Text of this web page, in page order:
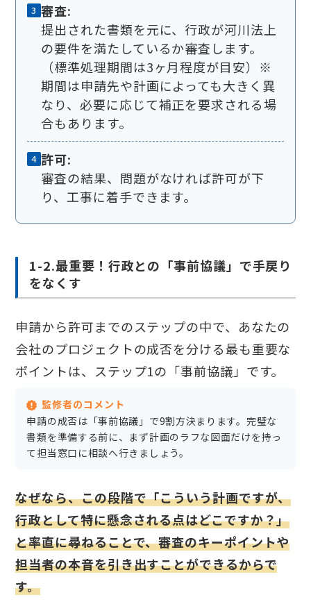
審査:
提出された書類を元に、行政が河川法上
の要件を満たしているか審査します。
（標準処理期間は3ヶ月程度が目安）※
期間は申請先や計画によっても大きく異
なり、必要に応じて補正を要求される場
合もあります。
許可:
審査の結果、問題がなければ許可が下
り、工事に着手できます。
1-2.最重要！行政との「事前協議」で手戻り
をなくす
申請から許可までのステップの中で、あなたの
会社のプロジェクトの成否を分ける最も重要な
ポイントは、ステップ1の「事前協議」です。
監修者のコメント
申請の成否は「事前協議」で9割方決まります。完璧な
書類を準備する前に、まず計画のラフな図面だけを持っ
て担当窓口に相談へ行きましょう。
なぜなら、この段階で「こういう計画ですが、
行政として特に懸念される点はどこですか？」
と率直に尋ねることで、審査のキーポイントや
担当者の本音を引き出すことができるからで
す。